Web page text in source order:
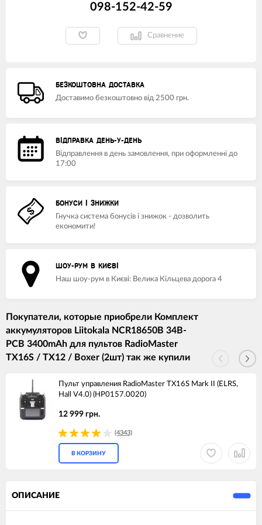
098-152-42-59
Сравнение
БЕЗКОШТОВНА ДОСТАВКА
Доставимо безкоштовно від 2500 грн.
ВІДПРАВКА ДЕНЬ-У-ДЕНЬ
Відправлення в день замовлення, при оформленні до
17:00
БОНУСИ І ЗНИЖКИ
Гнучка система бонусів і знижок - дозволить
економити!
ШОУ-РУМ В КИЄВІ
Наш шоу-рум в Києві: Велика Кільцева дорога 4
Покупатели, которые приобрели Комплект
аккумуляторов Liitokala NCR18650B 34B-
PCB 3400mAh для пультов RadioMaster
TX16S / TX12 / Boxer (2шт) так же купили
Пульт управления RadioMaster TX16S Mark II (ELRS,
Hall V4.0) (HP0157.0020)
12 999 грн.
(4343)
В КОРЗИНУ
ОПИСАНИЕ